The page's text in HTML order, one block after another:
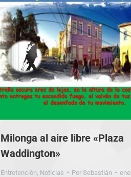
Milonga al aire libre «Plaza
Waddington»
Entretención Noticias Por Sebastián